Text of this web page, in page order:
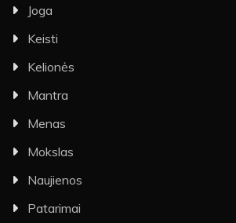
Joga
Keisti
Kelionės
Mantra
Menas
Mokslas
Naujienos
Patarimai